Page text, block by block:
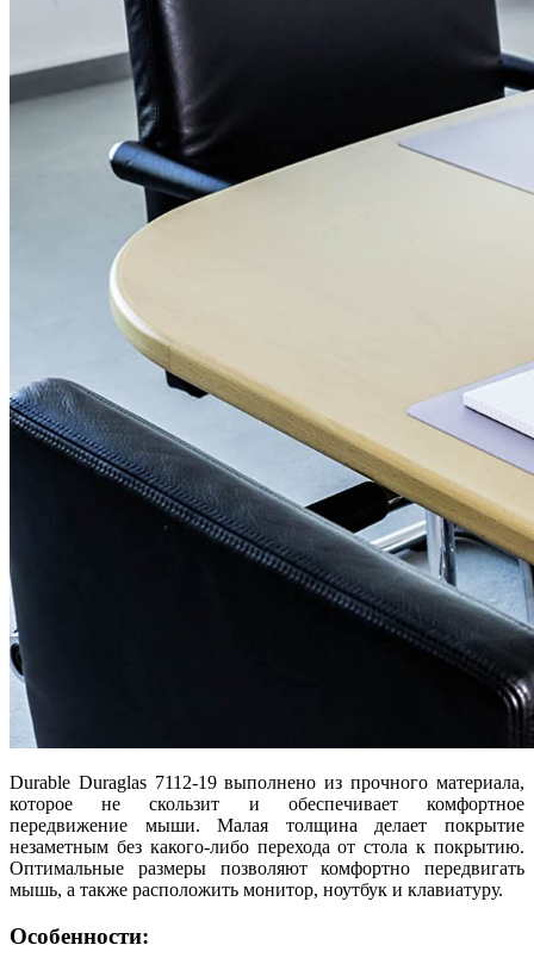
Durable Duraglas 7112-19 выполнено из прочного материала,
которое не скользит и обеспечивает комфортное
передвижение мыши. Малая толщина делает покрытие
незаметным без какого-либо перехода от стола к покрытию.
Оптимальные размеры позволяют комфортно передвигать
мышь, а также расположить монитор, ноутбук и клавиатуру.
Особенности: